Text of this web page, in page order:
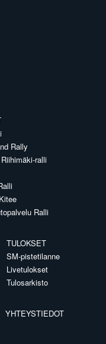
Rally
ralli
Ralli
TULOKSET
SM-pistetilanne
Livetulokset
Tulosarkisto
YHTEYSTIEDOT